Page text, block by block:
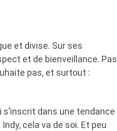
et divise. Sur ses
et de bienveillance. Pas
pas, et surtout :
dans une tendance
Indy, cela va de soi. Et peu